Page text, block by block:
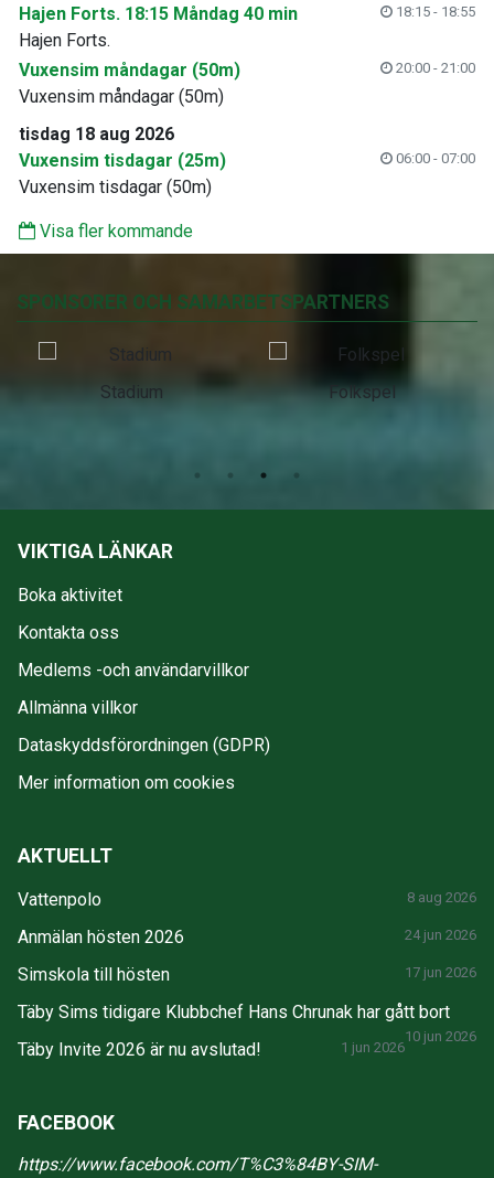
Hajen Forts. 18:15 Måndag 40 min 18:15 - 18:55
Hajen Forts.
Vuxensim måndagar (50m)
20:00 - 21:00
Vuxensim måndagar (50m)
tisdag 18 aug 2026
Vuxensim tisdagar (25m)
06:00 - 07:00
Vuxensim tisdagar (50m)
Visa fler kommande
SPONSORER OCH SAMARBETSPARTNERS
Stadium Folkspel
VIKTIGA LÄNKAR
Boka aktivitet
Kontakta oss
Medlems -och användarvillkor
Allmänna villkor
Dataskyddsförordningen (GDPR)
Mer information om cookies
AKTUELLT
Vattenpolo 8 aug 2026
Anmälan hösten 2026 24 jun 2026
Simskola till hösten 17 jun 2026
Täby Sims tidigare Klubbchef Hans Chrunak har gått bort
10 jun 2026
Täby Invite 2026 är nu avslutad! 1 jun 2026
FACEBOOK
https://www.facebook.com/T%C3%84BY-SIM-